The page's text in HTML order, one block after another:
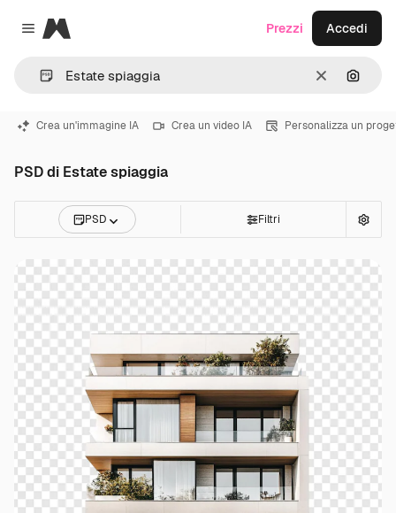
Close menu
Magnific
CancellaCerca
Prezzi Accedi
Crea un'immagine IA Crea un video IA Personalizza un
PSD di Estate spiaggia
PSD Filtri